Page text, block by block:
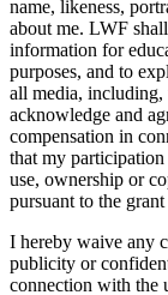
name, likeness,
about me. LWF
information for
purposes, and to
all media,
acknowledge and
compensation in
that my
use, ownership or
pursuant to the
I hereby waive any
publicity or
connection with the